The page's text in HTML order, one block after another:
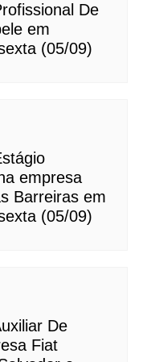
De
em
(05/09)
empresa
Barreiras em
(05/09)
De
Fiat